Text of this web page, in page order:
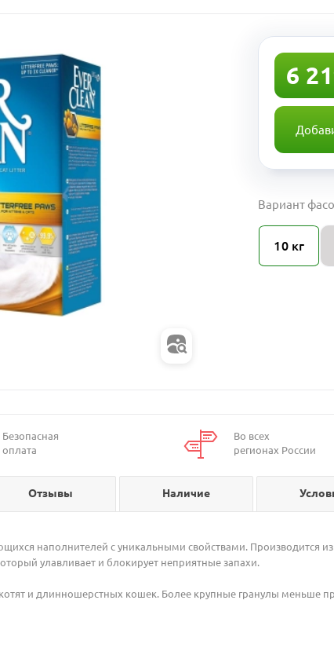
6
Вариант
10 кг
Безопасная
оплата
Во всех
регионах России
Отзывы Наличие
наполнителей с уникальными свойствами. Производится
улавливает и блокирует неприятные запахи.
и длинношерстных кошек. Более крупные гранулы меньше